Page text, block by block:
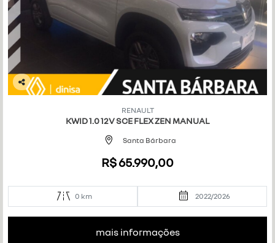
Co
RENAULT
KWID 1.0 12V SCE FLEX ZEN MANUAL
Santa Bárbara
R$ 65.990,00
0 km 2022/2026
mais informações